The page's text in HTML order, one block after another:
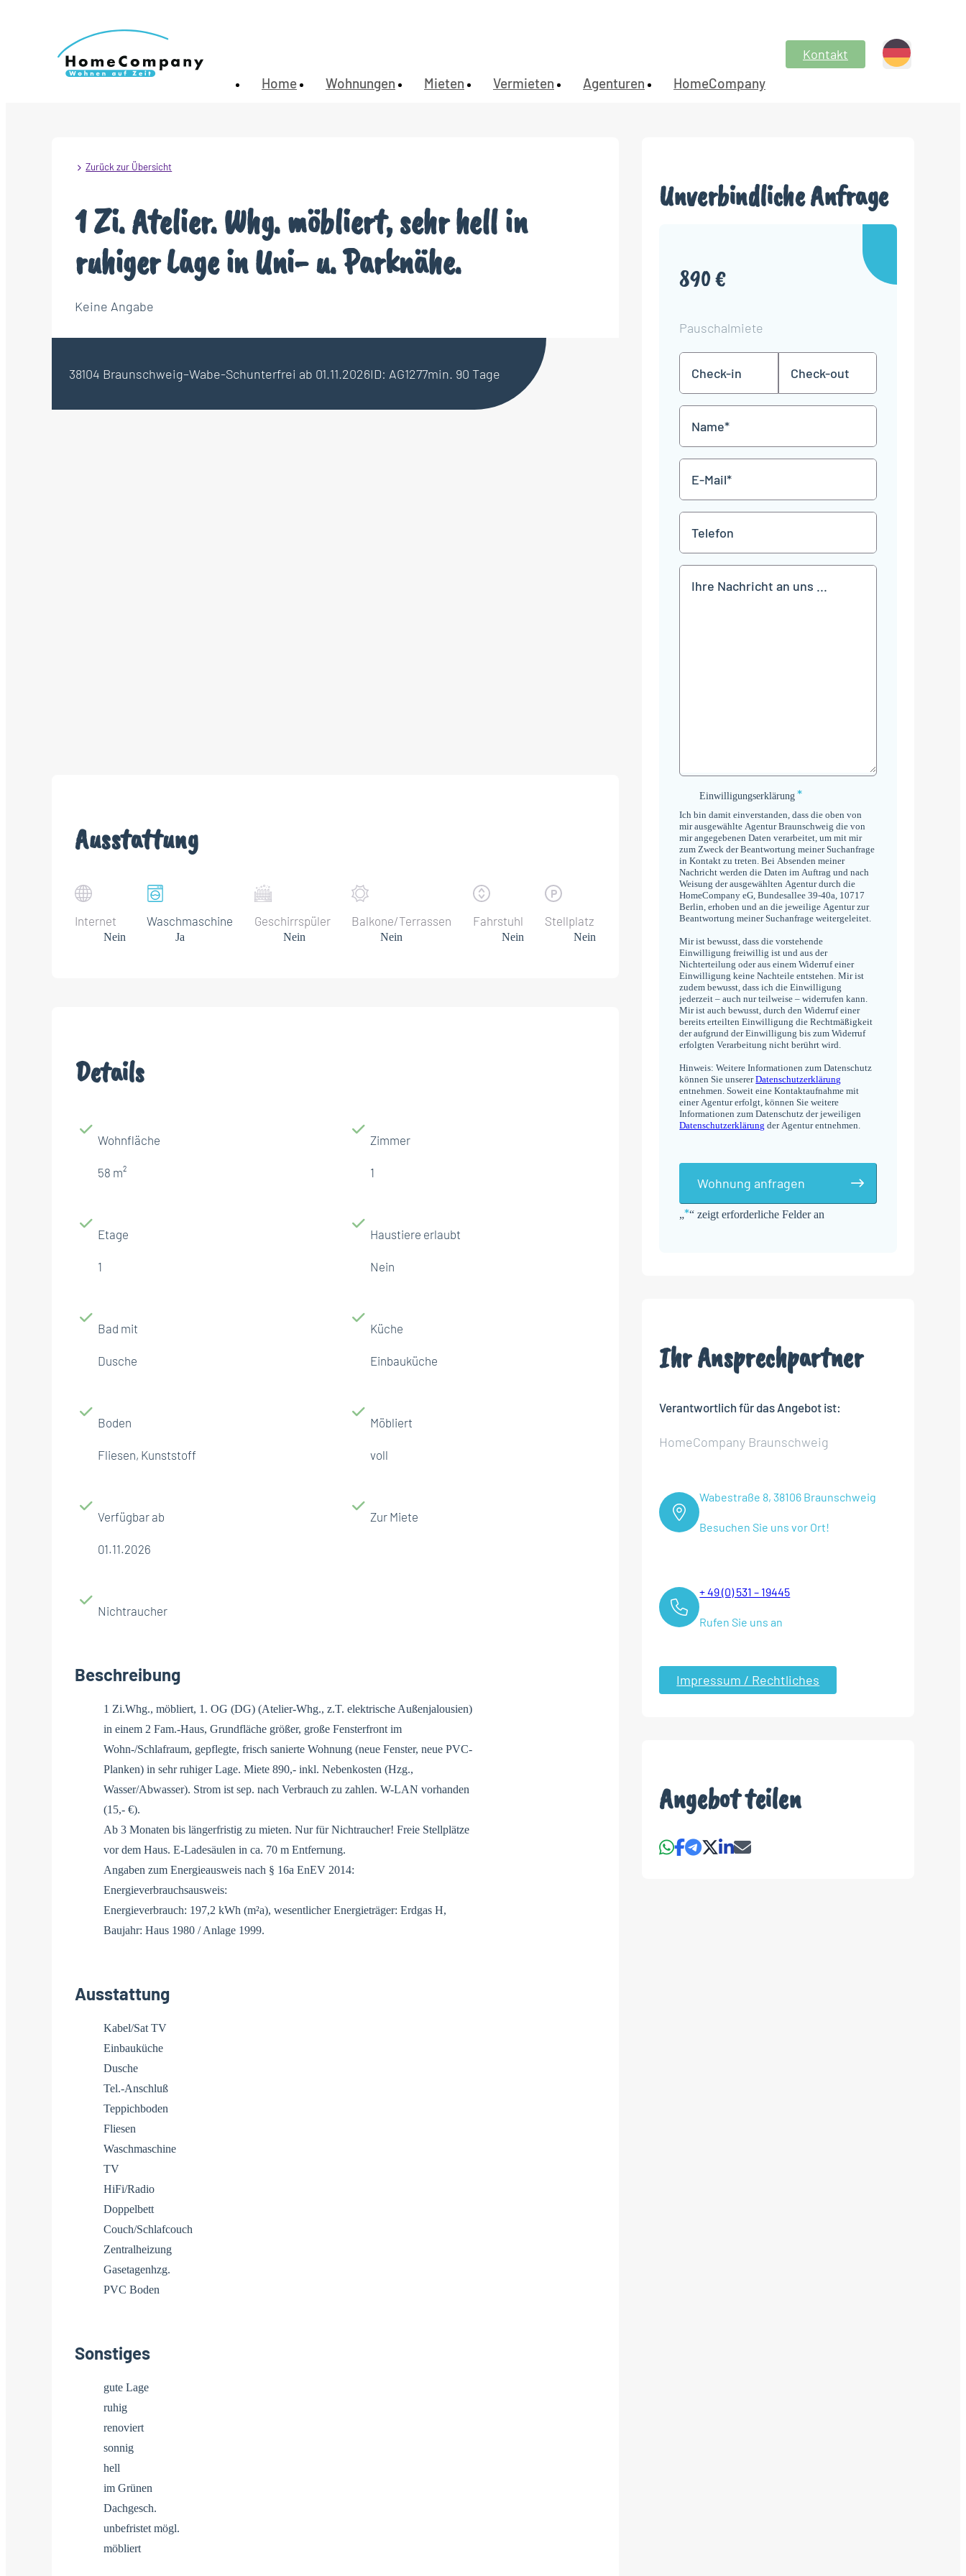
Home Wohnungen Mieten Vermieten Agenturen HomeCompany
Kontakt
Zurück zur Übersicht
1 Zi. Atelier. Whg. möbliert, sehr hell in
ruhiger Lage in Uni- u. Parknähe.
Keine Angabe
38104 Braunschweig–Wabe-Schunterfrei ab 01.11.2026ID: AG1277min. 90 Tage
Ausstattung
Internet
Nein
Waschmaschine
Ja
Geschirrspüler
Nein
Balkone/Terrassen
Nein
Fahrstuhl
Nein
Stellplatz
Nein
Details
Wohnfläche
58 m²
Zimmer
1
Etage
1
Haustiere erlaubt
Nein
Bad mit
Dusche
Küche
Einbauküche
Boden
Fliesen, Kunststoff
Möbliert
voll
Verfügbar ab
01.11.2026
Zur Miete
Nichtraucher
Beschreibung
1 Zi.Whg., möbliert, 1. OG (DG) (Atelier-Whg., z.T. elektrische Außenjalousien)
in einem 2 Fam.-Haus, Grundfläche größer, große Fensterfront im
Wohn-/Schlafraum, gepflegte, frisch sanierte Wohnung (neue Fenster, neue PVC-
Planken) in sehr ruhiger Lage. Miete 890,- inkl. Nebenkosten (Hzg.,
Wasser/Abwasser). Strom ist sep. nach Verbrauch zu zahlen. W-LAN vorhanden
(15,- €).
Ab 3 Monaten bis längerfristig zu mieten. Nur für Nichtraucher! Freie Stellplätze
vor dem Haus. E-Ladesäulen in ca. 70 m Entfernung.
Angaben zum Energieausweis nach § 16a EnEV 2014:
Energieverbrauchsausweis:
Energieverbrauch: 197,2 kWh (m²a), wesentlicher Energieträger: Erdgas H,
Baujahr: Haus 1980 / Anlage 1999.
Ausstattung
Kabel/Sat TV
Einbauküche
Dusche
Tel.-Anschluß
Teppichboden
Fliesen
Waschmaschine
TV
HiFi/Radio
Doppelbett
Couch/Schlafcouch
Zentralheizung
Gasetagenhzg.
PVC Boden
Sonstiges
gute Lage
ruhig
renoviert
sonnig
hell
im Grünen
Dachgesch.
unbefristet mögl.
möbliert
Unverbindliche Anfrage
890 €
Pauschalmiete
„*“ zeigt erforderliche Felder an
in
TT
Punkt
MM
JJJJ
TT
Punkt
MM
Mail
*
Einwilligungserklärung
Einwilligungserklärung *
Ich bin damit einverstanden, dass die oben von
mir ausgewählte Agentur Braunschweig die von
mir angegebenen Daten verarbeitet, um mit mir
zum Zweck der Beantwortung meiner Suchanfrage
in Kontakt zu treten. Bei Absenden meiner
Nachricht werden die Daten im Auftrag und nach
Weisung der ausgewählten Agentur durch die
HomeCompany eG, Bundesallee 39-40a, 10717
Berlin, erhoben und an die jeweilige Agentur zur
Beantwortung meiner Suchanfrage weitergeleitet.
Mir ist bewusst, dass die vorstehende
Einwilligung freiwillig ist und aus der
Nichterteilung oder aus einem Widerruf einer
Einwilligung keine Nachteile entstehen. Mir ist
zudem bewusst, dass ich die Einwilligung
jederzeit – auch nur teilweise – widerrufen kann.
Mir ist auch bewusst, durch den Widerruf einer
bereits erteilten Einwilligung die Rechtmäßigkeit
der aufgrund der Einwilligung bis zum Widerruf
erfolgten Verarbeitung nicht berührt wird.
Hinweis: Weitere Informationen zum Datenschutz
können Sie unsererDatenschutzerklärung
entnehmen. Soweit eine Kontaktaufnahme mit
einer Agentur erfolgt, können Sie weitere
Informationen zum Datenschutz der jeweiligen
Datenschutzerklärung der Agentur entnehmen.
Wohnung anfragen
Ihr Ansprechpartner
Verantwortlich für das Angebot ist:
HomeCompany Braunschweig
Wabestraße 8, 38106 Braunschweig
Besuchen Sie uns vor Ort!
+ 49 (0) 531 – 19445
Rufen Sie uns an
Impressum / Rechtliches
Angebot teilen